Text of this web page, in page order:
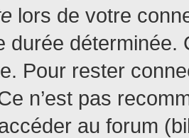
lors de votre
durée déterminée.
Pour rester
n’est pas
au forum